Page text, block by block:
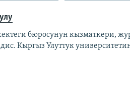
бюросунун кызматкери,
Кыргыз Улуттук